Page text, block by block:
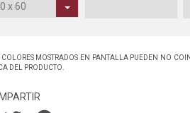
COLORES MOSTRADOS EN PANTALLA PUEDEN NO
DEL PRODUCTO.